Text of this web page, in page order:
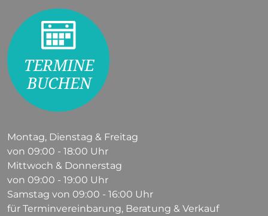
Montag, Dienstag & Freitag
von 09:00 - 18:00 Uhr
Mittwoch & Donnerstag
von 09:00 - 19:00 Uhr
Samstag von 09:00 - 16:00 Uhr
für Terminvereinbarung, Beratung & Verkauf